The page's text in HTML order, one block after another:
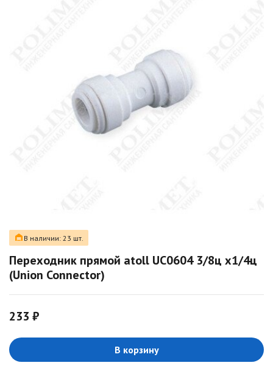
В наличии: 23 шт.
Переходник прямой atoll UC0604 3/8ц х1/4ц
(Union Connector)
233 ₽
В корзину